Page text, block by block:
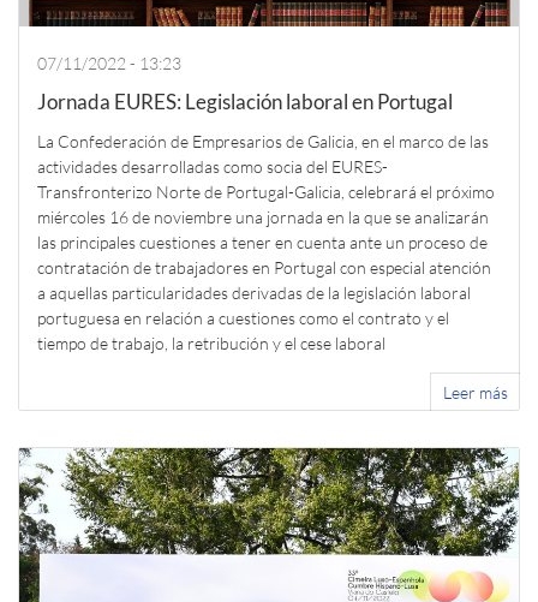
07/11/2022 - 13:23
Jornada EURES: Legislación laboral en Portugal
La Confederación de Empresarios de Galicia, en el marco de las
actividades desarrolladas como socia del EURES-
Transfronterizo Norte de Portugal-Galicia, celebrará el próximo
miércoles 16 de noviembre una jornada en la que se analizarán
las principales cuestiones a tener en cuenta ante un proceso de
contratación de trabajadores en Portugal con especial atención
a aquellas particularidades derivadas de la legislación laboral
portuguesa en relación a cuestiones como el contrato y el
tiempo de trabajo, la retribución y el cese laboral
Leer más